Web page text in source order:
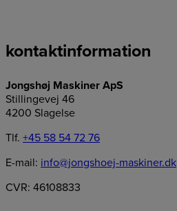
kontaktinformation
Jongshøj Maskiner ApS
Stillingevej 46
4200 Slagelse
Tlf. +45 58 54 72 76
E-mail: info@jongshoej-maskiner.dk
CVR: 46108833